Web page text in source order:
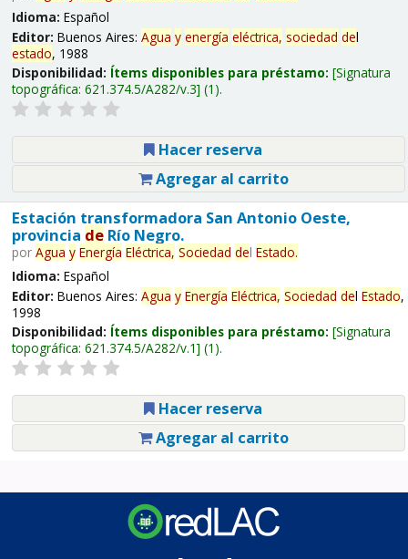
Idioma: Español
Editor: Buenos Aires: Agua y energía eléctrica, sociedad del
estado, 1988
Disponibilidad: Ítems disponibles para préstamo: Signatura
topográfica: 621.374.5/A282/v.3 (1).
Hacer reserva
Agregar al carrito
Estación transformadora San Antonio Oeste,
provincia deRío Negro.
por Agua y Energía Eléctrica, Sociedad del Estado.
Idioma: Español
Editor: Buenos Aires: Agua y Energía Eléctrica, Sociedad del Estado,
1998
Disponibilidad: Ítems disponibles para préstamo: Signatura
topográfica: 621.374.5/A282/v.1 (1).
Hacer reserva
Agregar al carrito